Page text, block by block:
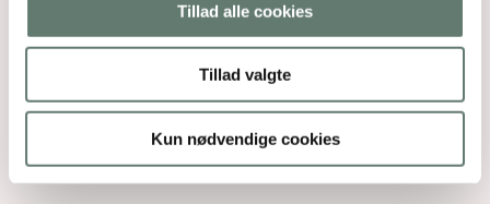
Tillad alle cookies
Tillad valgte
Kun nødvendige cookies